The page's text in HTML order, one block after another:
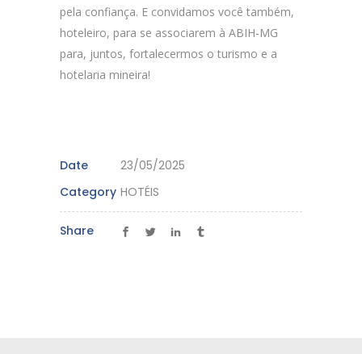
pela confiança. E convidamos você também,
hoteleiro, para se associarem à ABIH-MG
para, juntos, fortalecermos o turismo e a
hotelaria mineira!
Date
23/05/2025
Category HOTÉIS
Share